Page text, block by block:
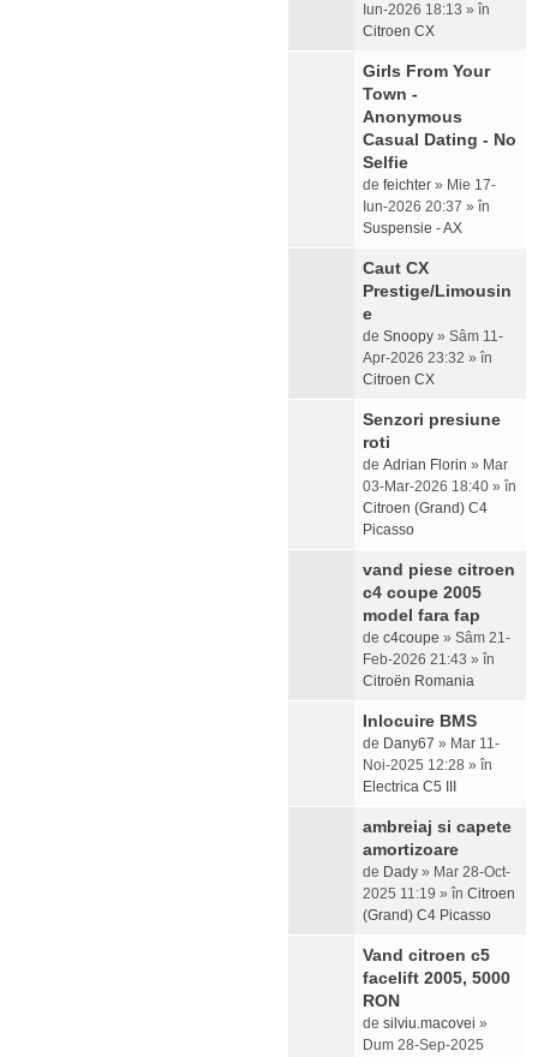
Iun-2026 18:13 » în
Citroen CX
Girls From Your
Town -
Anonymous
Casual Dating - No
Selfie
de feichter » Mie 17-
Iun-2026 20:37 » în
Suspensie - AX
Caut CX
Prestige/Limousin
e
de Snoopy » Sâm 11-
Apr-2026 23:32 » în
Citroen CX
Senzori presiune
roti
de Adrian Florin » Mar
03-Mar-2026 18:40 » în
Citroen (Grand) C4
Picasso
vand piese citroen
c4 coupe 2005
model fara fap
de c4coupe » Sâm 21-
Feb-2026 21:43 » în
Citroën Romania
Inlocuire BMS
de Dany67 » Mar 11-
Noi-2025 12:28 » în
Electrica C5 III
ambreiaj si capete
amortizoare
de Dady » Mar 28-Oct-
2025 11:19 » în Citroen
(Grand) C4 Picasso
Vand citroen c5
facelift 2005, 5000
RON
de silviu.macovei »
Dum 28-Sep-2025